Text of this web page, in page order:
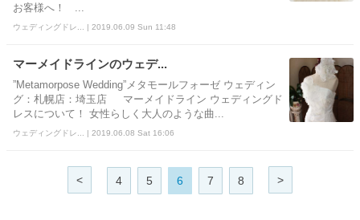
お客様へ！ ...
ウェディングドレ... | 2019.06.09 Sun 11:48
マーメイドラインのウェデ...
”Metamorpose Wedding”メタモールフォーゼ ウェディン
グ：札幌店：埼玉店 マーメイドライン ウェディングド
レスについて！ 女性らしく大人のような曲...
ウェディングドレ... | 2019.06.08 Sat 16:06
< 4 5 6 7 8 >